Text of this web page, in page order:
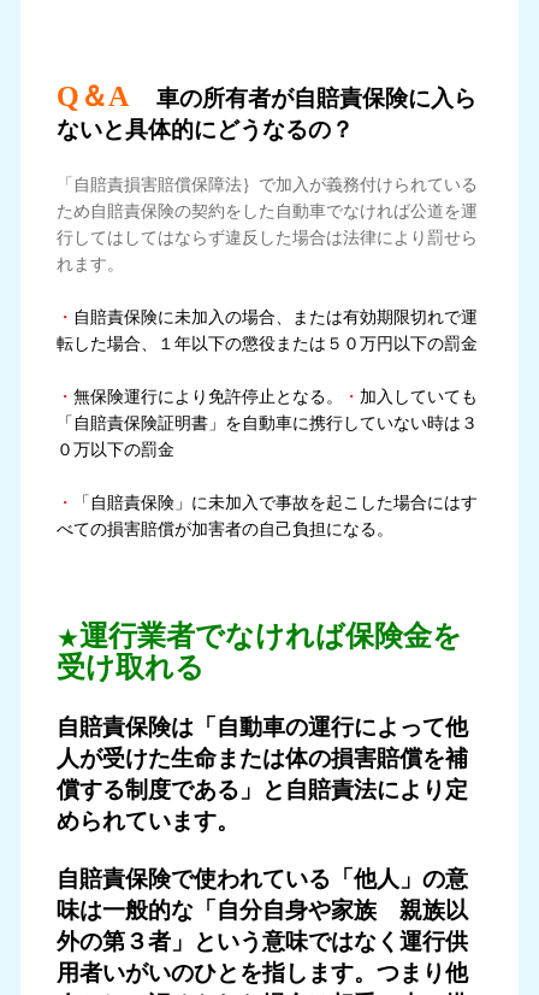
Q＆A
車の所有者が自賠責保険に入ら
ないと具体的にどうなるの？
「自賠責損害賠償保障法｝で加入が義務付けられている
ため自賠責保険の契約をした自動車でなければ公道を運
行してはしてはならず違反した場合は法律により罰せら
れます。
・ 自賠責保険に未加入の場合、または有効期限切れで運
転した場合、１年以下の懲役または５０万円以下の罰金
・ 無保険運行により免許停止となる。 ・ 加入していても
「自賠責保険証明書」を自動車に携行していない時は３
０万以下の罰金
・
「自賠責保険」に未加入で事故を起こした場合にはす
べての損害賠償が加害者の自己負担になる。
★運行業者でなければ保険金を
受け取れる
自賠責保険は「自動車の運行によって他
人が受けた生命または体の損害賠償を補
償する制度である」と自賠責法により定
められています。
自賠責保険で使われている「他人」の意
味は一般的な「自分自身や家族 親族以
外の第３者」という意味ではなく運行供
用者いがいのひとを指します。つまり他